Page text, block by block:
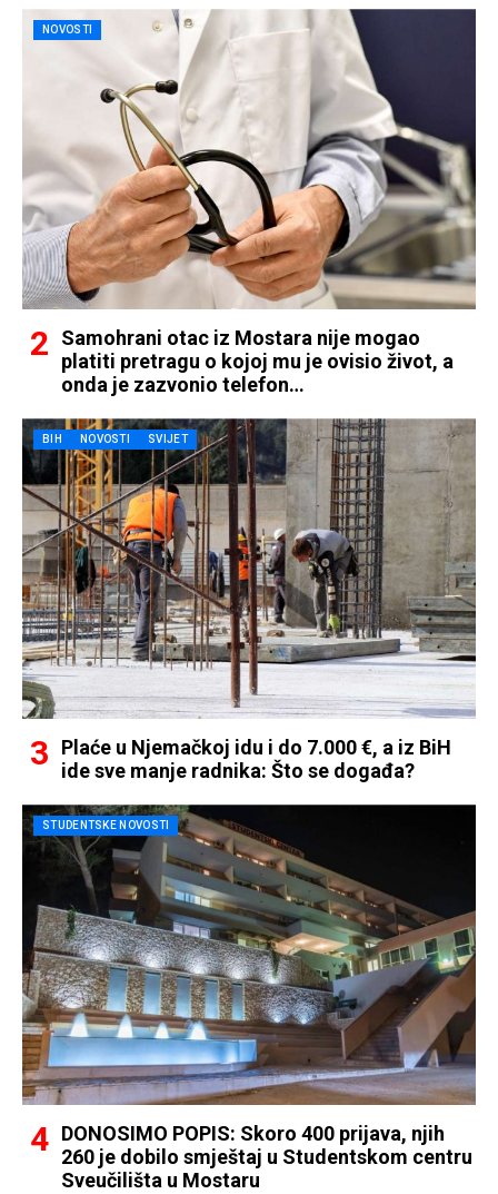
NOVOSTI
Samohrani otac iz Mostara nije mogao
platiti pretragu o kojoj mu je ovisio život, a
onda je zazvonio telefon…
BIH NOVOSTI SVIJET
Plaće u Njemačkoj idu i do 7.000 €, a iz BiH
ide sve manje radnika: Što se događa?
STUDENTSKE NOVOSTI
DONOSIMO POPIS: Skoro 400 prijava, njih
260 je dobilo smještaj u Studentskom centru
Sveučilišta u Mostaru